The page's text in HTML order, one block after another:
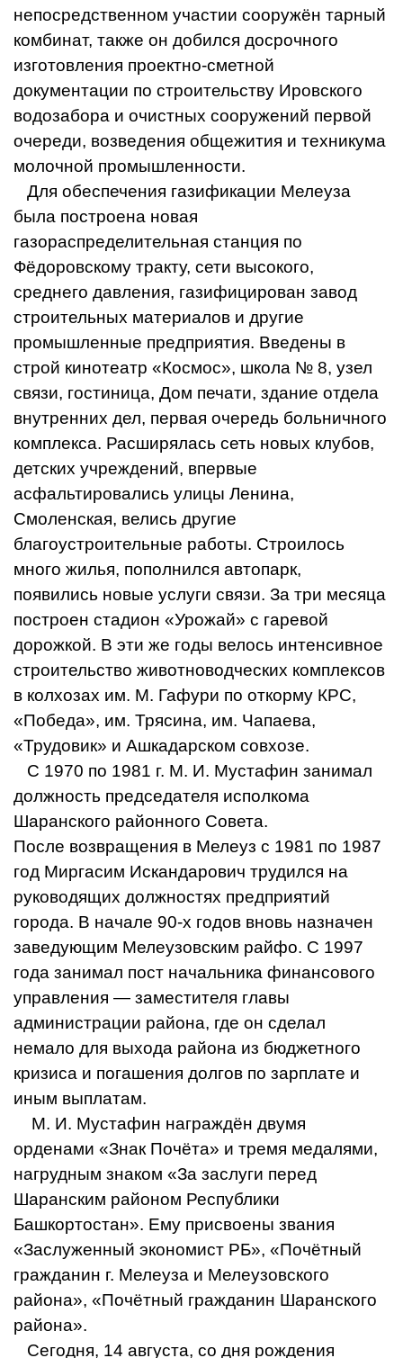
непосредственном участии сооружён тарный
комбинат, также он добился досрочного
изготовления проектно-сметной
документации по строительству Ировского
водозабора и очистных сооружений первой
очереди, возведения общежития и техникума
молочной промышленности.
Для обеспечения газификации Мелеуза
была построена новая
газораспределительная станция по
Фёдоровскому тракту, сети высокого,
среднего давления, газифицирован завод
строительных материалов и другие
промышленные предприятия. Введены в
строй кинотеатр «Космос», школа № 8, узел
связи, гостиница, Дом печати, здание отдела
внутренних дел, первая очередь больничного
комплекса. Расширялась сеть новых клубов,
детских учреждений, впервые
асфальтировались улицы Ленина,
Смоленская, велись другие
благоустроительные работы. Строилось
много жилья, пополнился автопарк,
появились новые услуги связи. За три месяца
построен стадион «Урожай» с гаревой
дорожкой. В эти же годы велось интенсивное
строительство животноводческих комплексов
в колхозах им. М. Гафури по откорму КРС,
«Победа», им. Трясина, им. Чапаева,
«Трудовик» и Ашкадарском совхозе.
С 1970 по 1981 г. М. И. Мустафин занимал
должность председателя исполкома
Шаранского районного Совета.
После возвращения в Мелеуз с 1981 по 1987
год Миргасим Искандарович трудился на
руководящих должностях предприятий
города. В начале 90-х годов вновь назначен
заведующим Мелеузовским райфо. С 1997
года занимал пост начальника финансового
управления — заместителя главы
администрации района, где он сделал
немало для выхода района из бюджетного
кризиса и погашения долгов по зарплате и
иным выплатам.
М. И. Мустафин награждён двумя
орденами «Знак Почёта» и тремя медалями,
нагрудным знаком «За заслуги перед
Шаранским районом Республики
Башкортостан». Ему присвоены звания
«Заслуженный экономист РБ», «Почётный
гражданин г. Мелеуза и Мелеузовского
района», «Почётный гражданин Шаранского
района».
Сегодня, 14 августа, со дня рождения